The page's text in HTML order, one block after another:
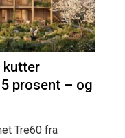
kutter
prosent – og
Tre60 fra